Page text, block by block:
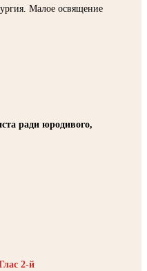
Малое освящение
ради юродивого,
2-й